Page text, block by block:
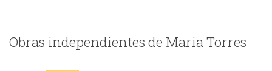
Obras independientes de Maria Torres